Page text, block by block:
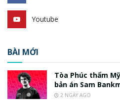
Youtube
BÀI MỚI
Tòa Phúc thẩm
bản án Sam
2 NGÀY AGO